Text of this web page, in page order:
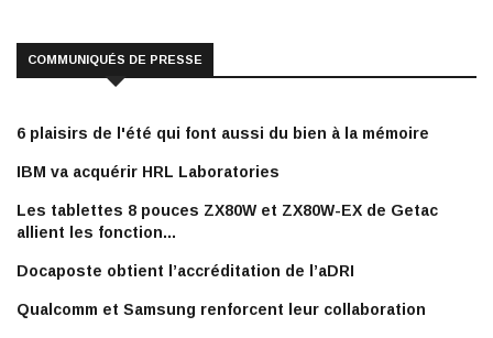
COMMUNIQUÉS DE PRESSE
6 plaisirs de l'été qui font aussi du bien à la mémoire
IBM va acquérir HRL Laboratories
Les tablettes 8 pouces ZX80W et ZX80W-EX de Getac
allient les fonction...
Docaposte obtient l’accréditation de l’aDRI
Qualcomm et Samsung renforcent leur collaboration